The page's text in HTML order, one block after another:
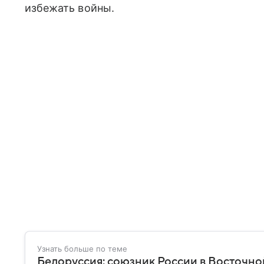
избежать войны.
Узнать больше по теме